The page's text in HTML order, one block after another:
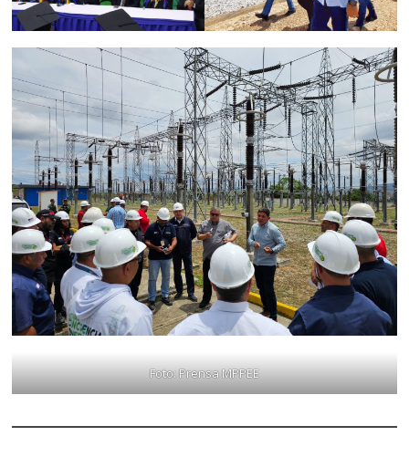
Foto: Prensa MPPEE